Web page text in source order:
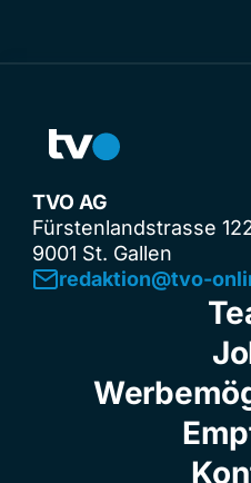
TVO AG
Fürstenlandstrasse
9001 St. Gallen
redaktion@tvo-